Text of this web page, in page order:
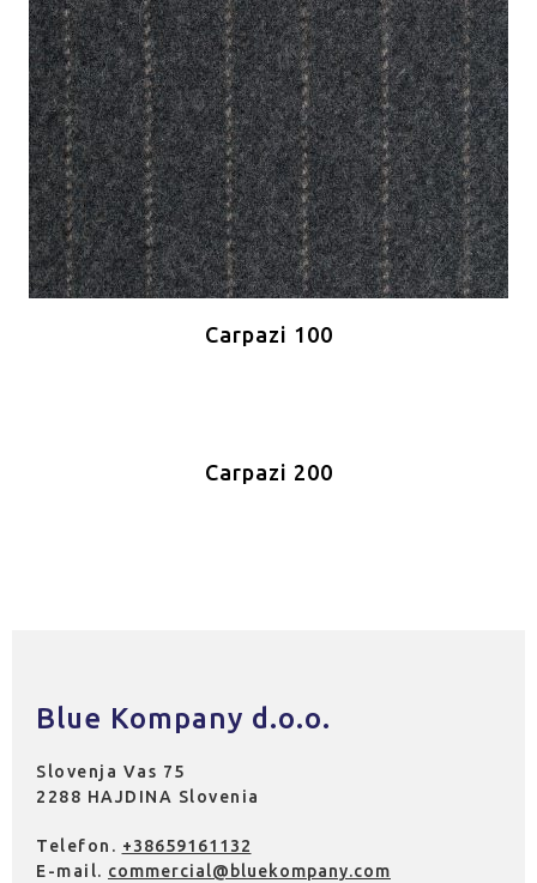
Carpazi 100
Carpazi 200
Blue Kompany d.o.o.
Slovenja Vas 75
2288 HAJDINA Slovenia
Telefon. +38659161132
E-mail. commercial@bluekompany.com